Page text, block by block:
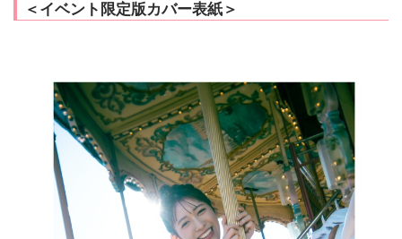
＜イベント限定版カバー表紙＞